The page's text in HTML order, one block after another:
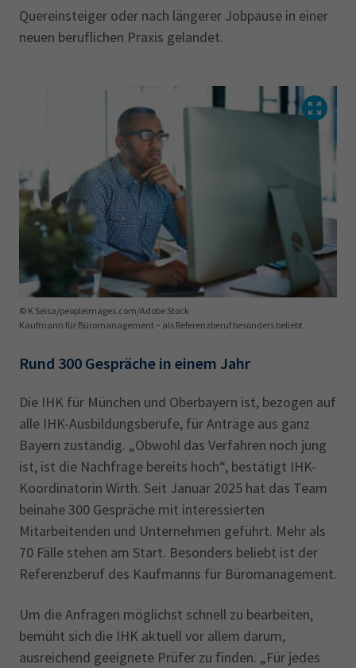
Quereinsteiger oder nach längerer Jobpause in einer
neuen beruflichen Praxis gelandet.
Kaufmann für Büromanagement – als Referenzberuf besonders beliebt
© K Seisa/peopleimages.com/Adobe Stock
Rund 300 Gespräche in einem Jahr
Die IHK für München und Oberbayern ist, bezogen auf
alle IHK-Ausbildungsberufe, für Anträge aus ganz
Bayern zuständig. „Obwohl das Verfahren noch jung
ist, ist die Nachfrage bereits hoch“, bestätigt IHK-
Koordinatorin Wirth. Seit Januar 2025 hat das Team
beinahe 300 Gespräche mit interessierten
Mitarbeitenden und Unternehmen geführt. Mehr als
70 Fälle stehen am Start. Besonders beliebt ist der
Referenzberuf des Kaufmanns für Büromanagement.
Um die Anfragen möglichst schnell zu bearbeiten,
bemüht sich die IHK aktuell vor allem darum,
ausreichend geeignete Prüfer zu finden. „Für jedes